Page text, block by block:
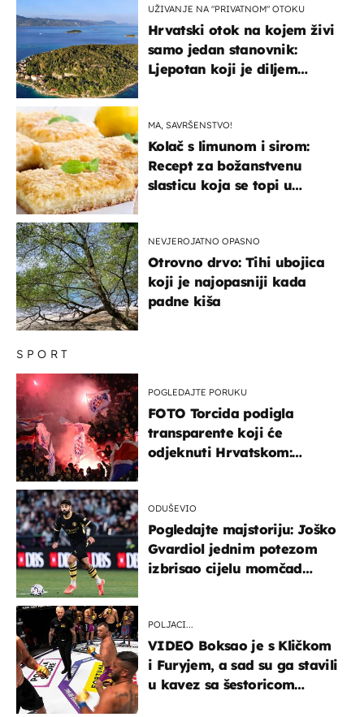
SPORT
POGLEDAJTE PORUKU
FOTO Torcida podigla
transparente koji će
odjeknuti Hrvatskom:
ODUŠEVIO
Pogledajte majstoriju: Joško
Gvardiol jednim potezom
izbrisao cijelu momčad
POLJACI...
VIDEO Boksao je s Kličkom
i Furyjem, a sad su ga stavili
u kavez sa šestoricom
UŽIVANJE NA "PRIVATNOM" OTOKU
Hrvatski otok na kojem živi
samo jedan stanovnik:
Ljepotan koji je diljem
MA, SAVRŠENSTVO!
Kolač s limunom i sirom:
Recept za božanstvenu
slasticu koja se topi u
NEVJEROJATNO OPASNO
Otrovno drvo: Tihi ubojica
koji je najopasniji kada
padne kiša